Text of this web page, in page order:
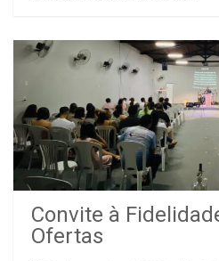
Convite à
Ofertas